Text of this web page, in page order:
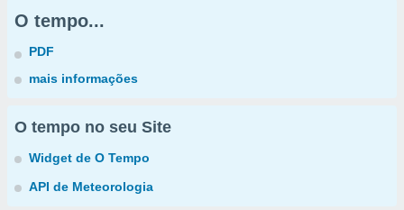
O tempo...
PDF
mais informações
O tempo no seu Site
Widget de O Tempo
API de Meteorologia